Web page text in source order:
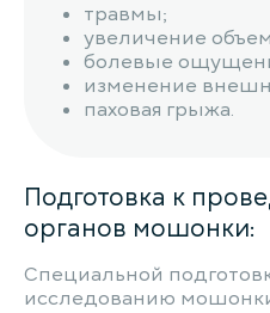
травмы;
увеличение
болевые
изменение
паховая грыжа.
Подготовка к
органов мошонки:
Специальной
исследованию